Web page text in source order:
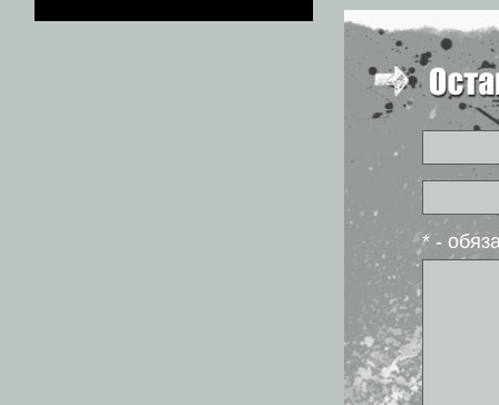
* -